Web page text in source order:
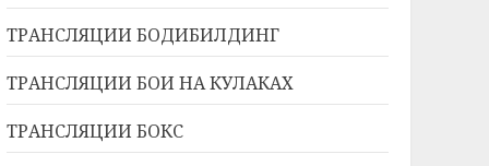
ТРАНСЛЯЦИИ БОДИБИЛДИНГ
ТРАНСЛЯЦИИ БОИ НА КУЛАКАХ
ТРАНСЛЯЦИИ БОКС